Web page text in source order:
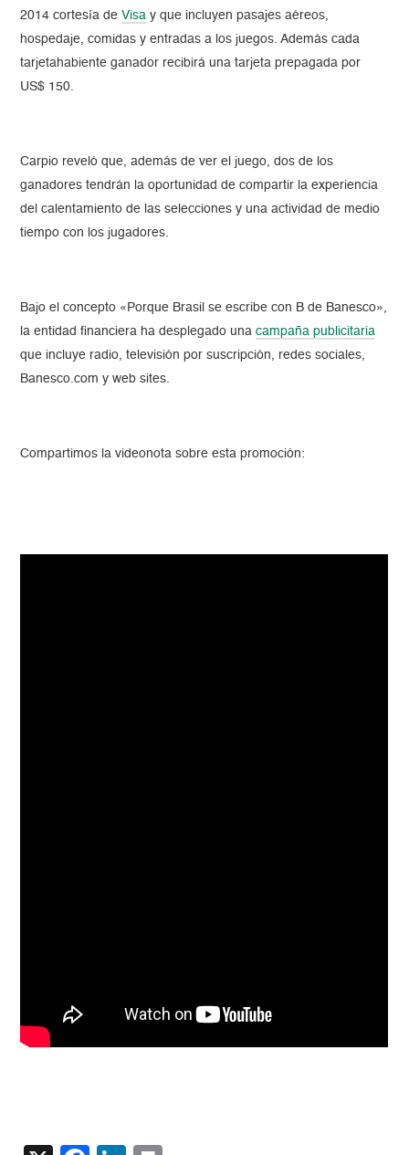
2014 cortesía deVisa y que incluyen pasajes aéreos,
hospedaje, comidas y entradas a los juegos. Además cada
tarjetahabiente ganador recibirá una tarjeta prepagada por
US$ 150.
Carpio reveló que, además de ver el juego, dos de los
ganadores tendrán la oportunidad de compartir la experiencia
del calentamiento de las selecciones y una actividad de medio
tiempo con los jugadores.
Bajo el concepto «Porque Brasil se escribe con B de Banesco»,
la entidad financiera ha desplegado unacampaña publicitaria
que incluye radio, televisión por suscripción, redes sociales,
Banesco.com y web sites.
Compartimos la videonota sobre esta promoción: